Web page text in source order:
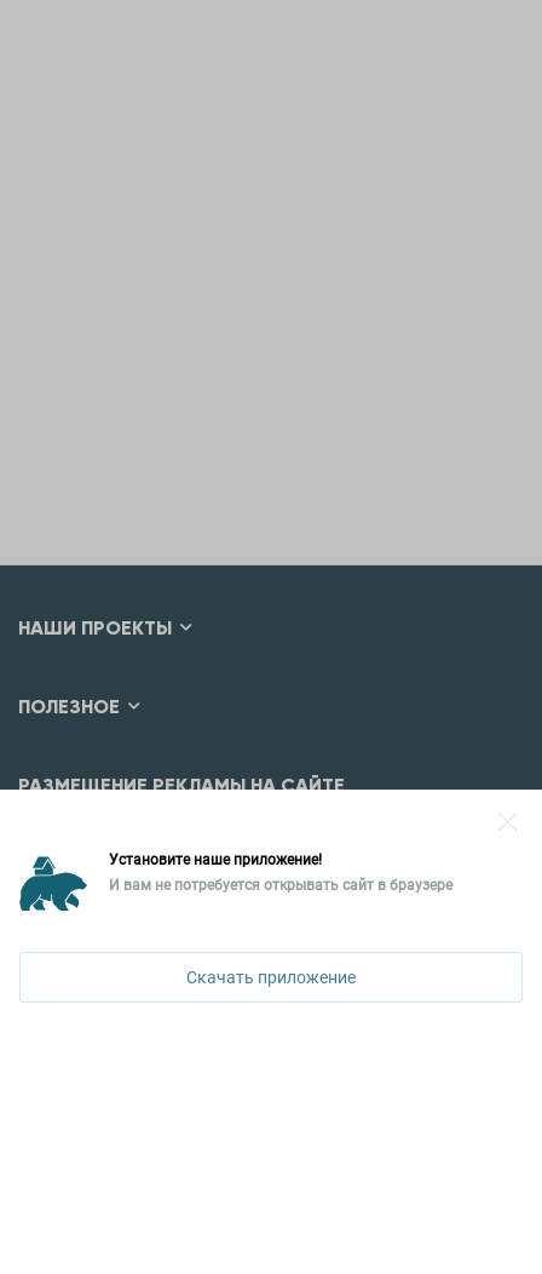
НАШИ ПРОЕКТЫ
ПОЛЕЗНОЕ
РАЗМЕЩЕНИЕ РЕКЛАМЫ НА САЙТЕ
Уральская палата недвижимости
ул. Горького, 65, 0 подъезд, 3 этаж
Установите наше приложение!
И вам не потребуется открывать сайт в браузере
Скачать приложение